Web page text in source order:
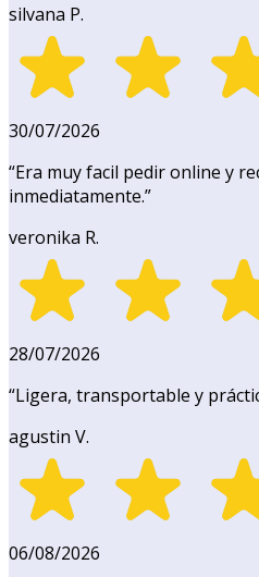
silvana P.
30/07/2026
“Era muy facil pedir online y
inmediatamente.”
veronika R.
28/07/2026
“Ligera, transportable y
agustin V.
06/08/2026